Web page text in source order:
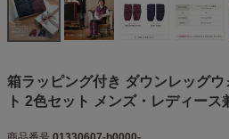
箱ラッピング付き ダウンレッグ
ト 2色セット メンズ・レディース